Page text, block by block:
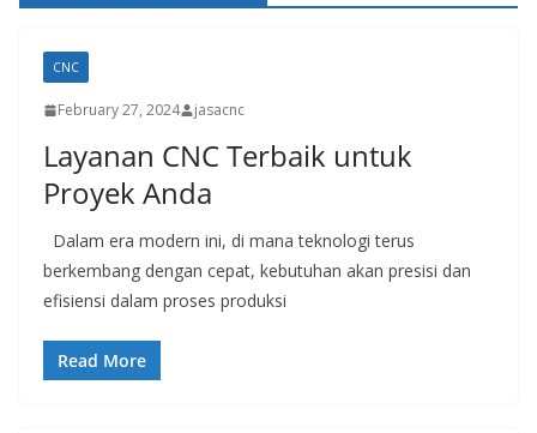
CNC
February 27, 2024 jasacnc
Layanan CNC Terbaik untuk
Proyek Anda
Dalam era modern ini, di mana teknologi terus
berkembang dengan cepat, kebutuhan akan presisi dan
efisiensi dalam proses produksi
Read More